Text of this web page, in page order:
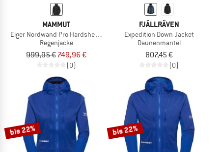
MAMMUT
Eiger Nordwand Pro Hardshell Hooded Jacket
Regenjacke
999,95 € 749,96 €
(0)
FJÄLLRÄVEN
Expedition Down Jacket
Daunenmantel
807,45 €
(0)
bis 22% bis 22%